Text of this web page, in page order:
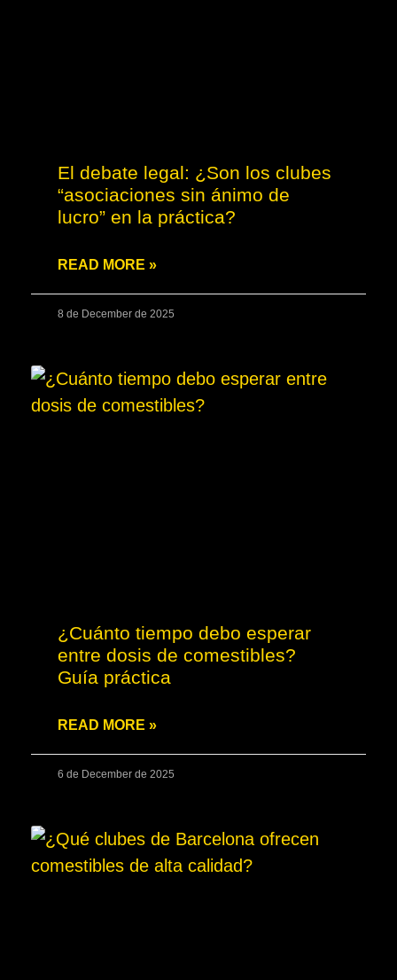
El debate legal: ¿Son los clubes
“asociaciones sin ánimo de
lucro” en la práctica?
READ MORE »
8 de December de 2025
¿Cuánto tiempo debo esperar
entre dosis de comestibles?
Guía práctica
READ MORE »
6 de December de 2025